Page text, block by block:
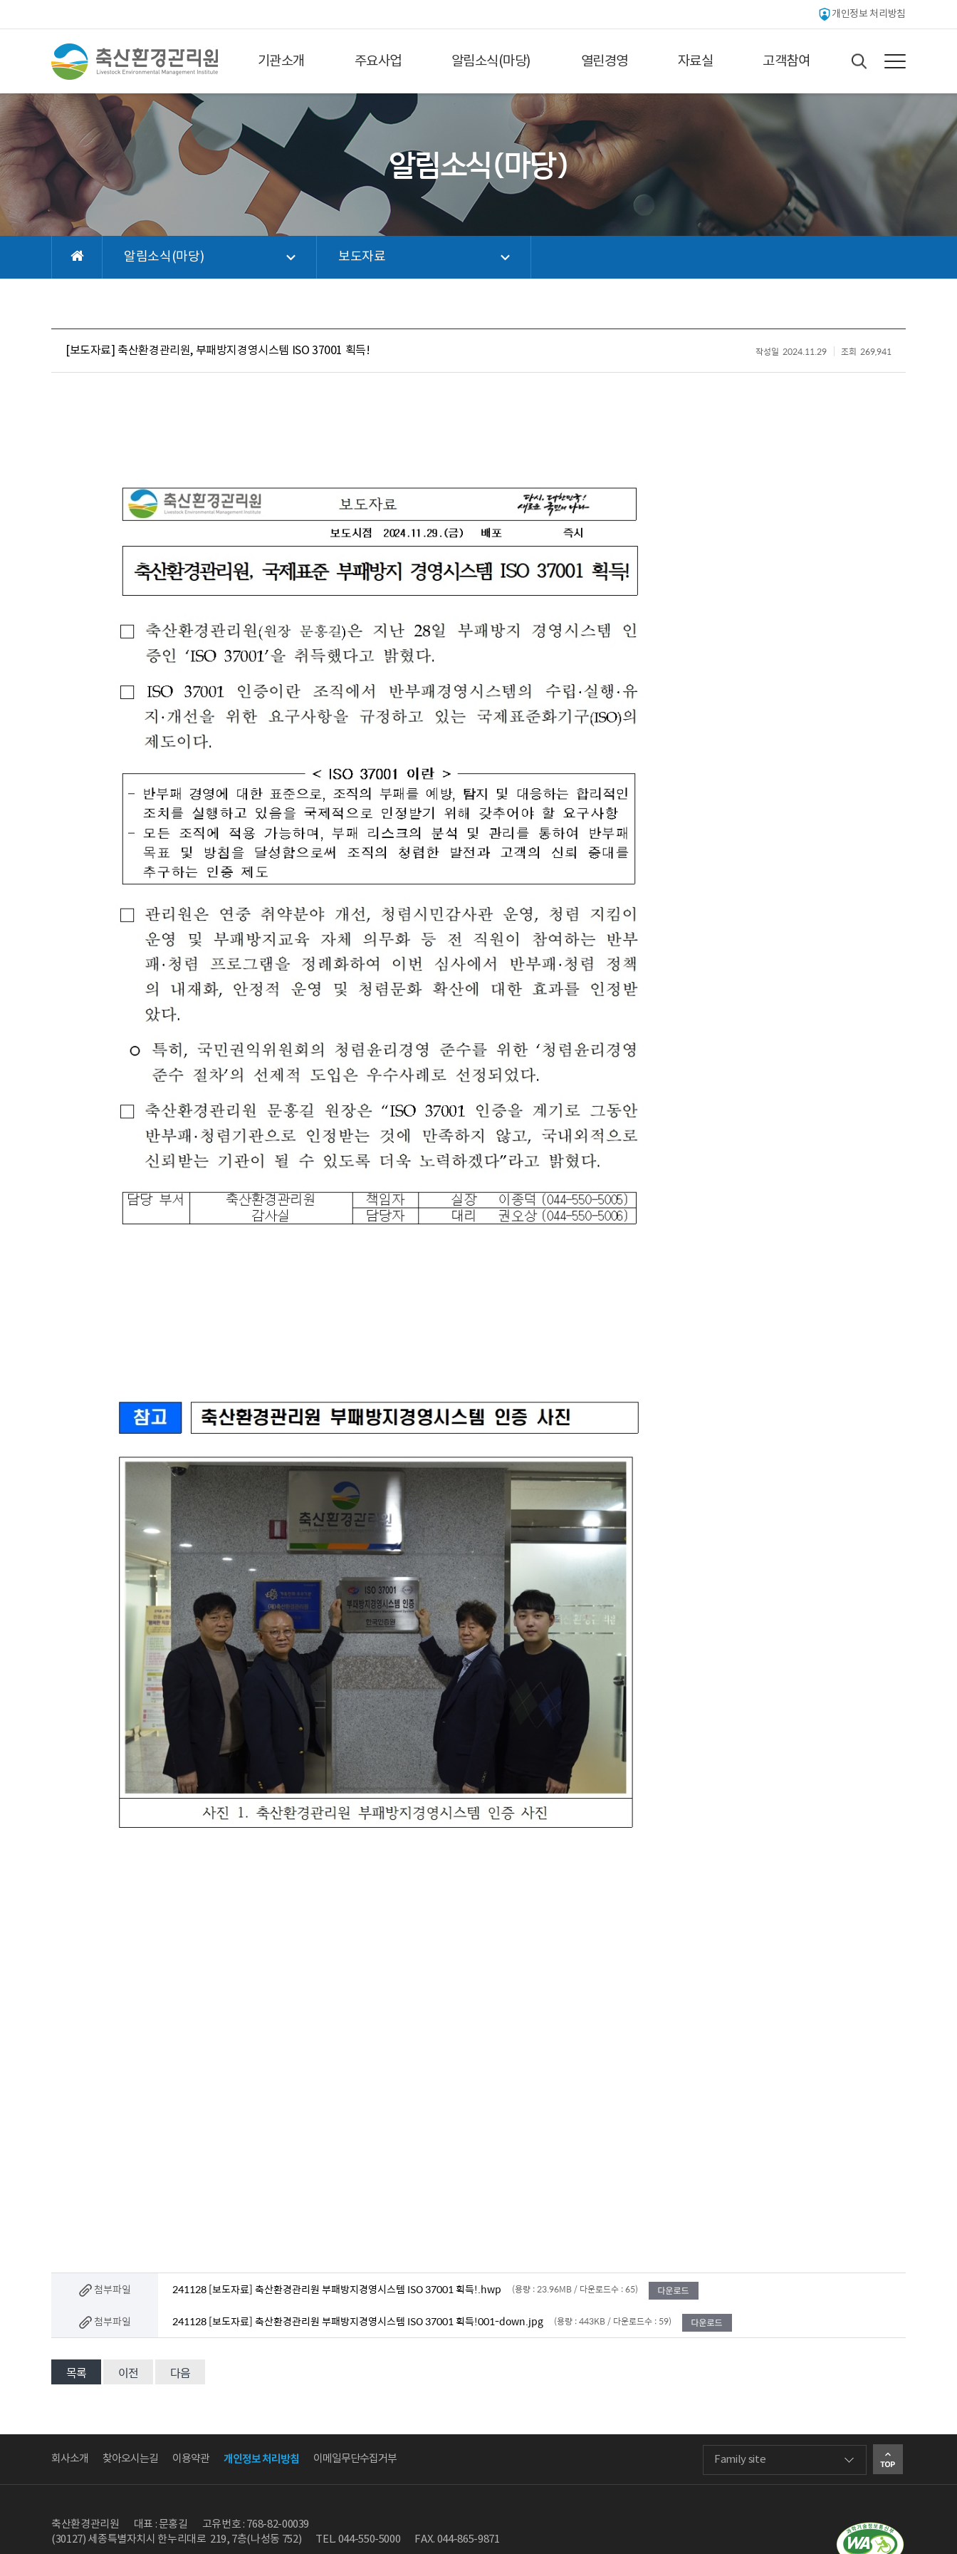
개인정보 처리방침
기관소개 주요사업 알림소식(마당) 열린경영 자료실 고객참여
알림소식(마당)
알림소식(마당) 보도자료
[보도자료] 축산환경관리원, 부패방지경영시스템 ISO 37001 획득! 작성일 2024.11.29 조회 269,941
첨부파일 241128 [보도자료] 축산환경관리원 부패방지경영시스템 ISO 37001 획득!.hwp (용량 : 23.96MB / 다운로드수 : 65)
첨부파일 241128 [보도자료] 축산환경관리원 부패방지경영시스템 ISO 37001 획득!001-down.jpg (용량 : 443KB / 다운로드수 : 59)
목록 이전 다음
회사소개 찾아오시는길 이용약관 개인정보 처리방침 이메일무단수집거부 Family site
축산환경관리원 대표 : 문홍길
고유번호 : 768-82-00039
(30127) 세종특별자치시 한누리대로 219, 7층(나성동 752)
TEL. 044-550-5000 FAX. 044-865-9871